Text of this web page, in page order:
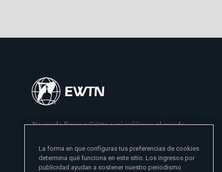
No puedo llevar a Cristo a mi prójimo y al mundo
- Madre Angelica
La forma en que configuras tus preferencias de cookies
determina qué funciona en este sitio. Los ingresos por
publicidad ayudan a sostener nuestro periodismo